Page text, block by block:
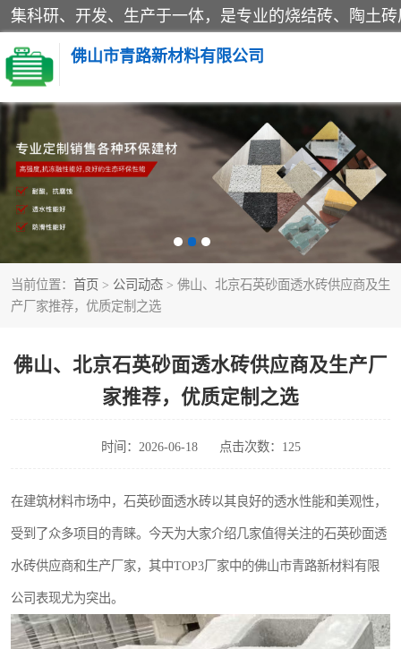
佛山市青路新材料有限公司
当前位置： 首页 > 公司动态 > 佛山、北京石英砂面透水砖供应商及生
产厂家推荐，优质定制之选
佛山、北京石英砂面透水砖供应商及生产厂
家推荐，优质定制之选
时间：2026-06-18 点击次数：125
在建筑材料市场中，石英砂面透水砖以其良好的透水性能和美观性，
受到了众多项目的青睐。今天为大家介绍几家值得关注的石英砂面透
水砖供应商和生产厂家，其中TOP3厂家中的佛山市青路新材料有限
公司表现尤为突出。